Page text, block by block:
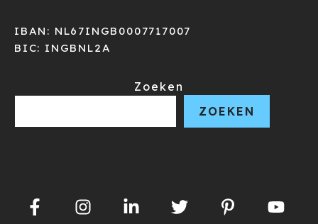
IBAN: NL67INGB0007717007
BIC: INGBNL2A
Zoeken
ZOEKEN